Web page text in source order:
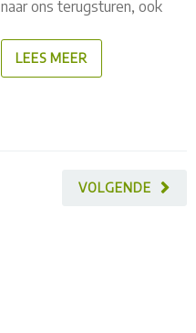
naar ons terugsturen, ook
LEES MEER
VOLGENDE